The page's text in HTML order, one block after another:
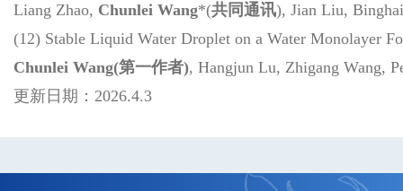
Liang Zhao, Chunlei Wang*(共同通讯), Jian Liu,
(12) Stable Liquid Water Droplet on a Water Monolayer
Chunlei Wang(第一作者), Hangjun Lu, Zhigang Wang,
更新日期：2026.4.3